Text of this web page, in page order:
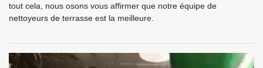
tout cela, nous osons vous affirmer que notre équipe de
nettoyeurs de terrasse est la meilleure.